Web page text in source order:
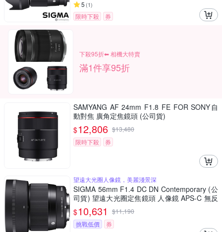
5 (1)
限時下殺 券
下殺95折⬅︎ 相機大特賣
滿1件享95折
SAMYANG AF 24mm F1.8 FE FOR SONY自
動對焦 廣角定焦鏡頭 (公司貨)
$12,806 $13,480
限時下殺
券
望遠大光圈人像鏡，美麗淺景深
SIGMA 56mm F1.4 DC DN Contemporary (公
司貨) 望遠大光圈定焦鏡頭 人像鏡 APS-C 無反
微單眼專用鏡頭
$10,631 $11,190
挑戰低價
券